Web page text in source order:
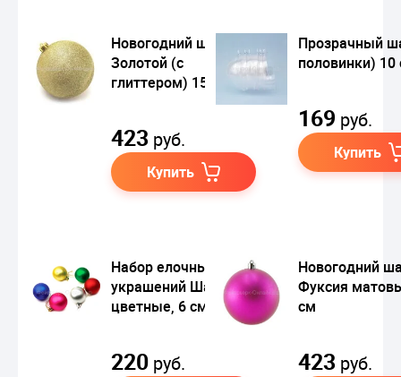
Новогодний шар
Золотой (с
глиттером) 15 см
423 руб.
Купить
Прозрачный
половинки) 10
169 руб.
Купить
Набор елочных
украшений Шары
цветные, 6 см
220 руб.
Новогодний
Фуксия
см
423 руб.